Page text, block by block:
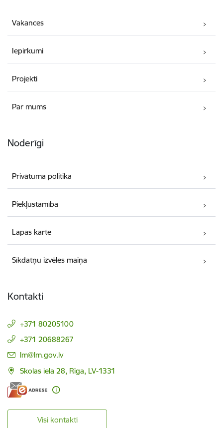
Vakances
Iepirkumi
Projekti
Par mums
Noderīgi
Privātuma politika
Piekļūstamība
Lapas karte
Sīkdatņu izvēles maiņa
Kontakti
+371 80205100
+371 20688267
E-pasts:
lm@lm.gov.lv
Skolas iela 28, Rīga, LV-1331
Visi kontakti